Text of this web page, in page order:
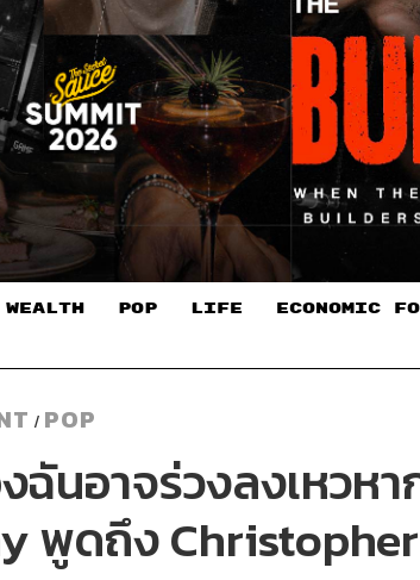
WEALTH POP LIFE ECONOMIC
/ POP
ฉันอาจร่วงลงเหวหา
พูดถึง